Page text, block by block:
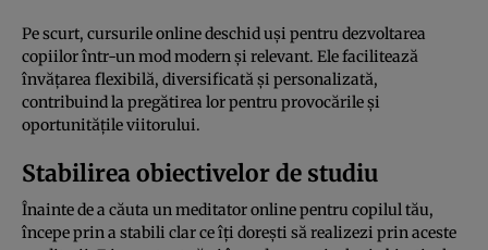
Pe scurt, cursurile online deschid uși pentru dezvoltarea
copiilor într-un mod modern și relevant. Ele facilitează
învățarea flexibilă, diversificată și personalizată,
contribuind la pregătirea lor pentru provocările și
oportunitățile viitorului.
Stabilirea obiectivelor de studiu
Înainte de a căuta un meditator online pentru copilul tău,
începe prin a stabili clar ce îți dorești să realizezi prin aceste